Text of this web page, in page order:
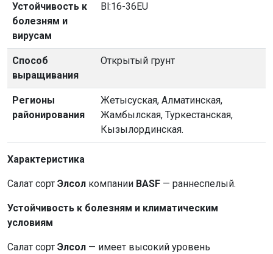
Устойчивость к
болезням и
вирусам
Bl:16-36EU
Способ
выращивания
Открытый грунт
Регионы
районирования
Жетысуская, Алматинская,
Жамбылская, Туркестанская,
Кызылординская.
Характеристика
Салат сорт Элсол компании BASF — раннеспелый.
Устойчивость к болезням и климатическим
условиям
Салат сорт Элсол — имеет высокий уровень